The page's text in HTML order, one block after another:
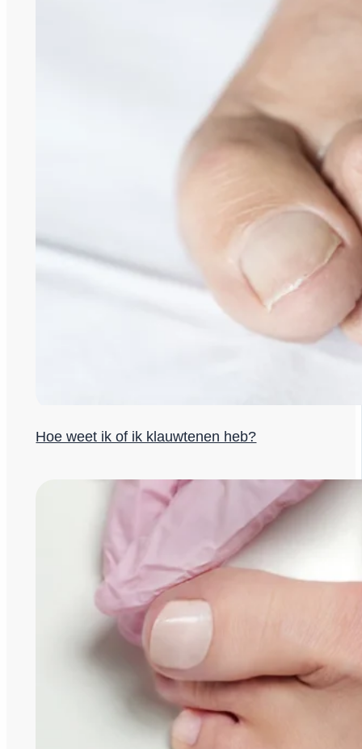
Hoe weet ik of ik klauwtenen heb?